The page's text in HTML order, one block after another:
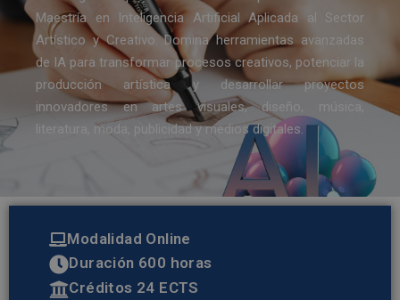
Maestría en Inteligencia Artificial Aplicada al Sector
Artístico y Creativo. Domina herramientas avanzadas
de IA para transformar procesos creativos, potenciar la
producción artística y desarrollar proyectos
innovadores en artes visuales, diseño, música,
literatura, moda, publicidad y medios digitales.
Modalidad Online
Duración 600 horas
Créditos 24 ECTS